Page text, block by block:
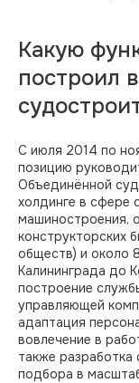
Какую
построил
С июля 2014 по
позицию
Объединённой
холдинге в сфере
машиностроения,
конструкторских
обществ) и около
Калининграда до
построение
управляющей
адаптация
вовлечение в
также
подбора в